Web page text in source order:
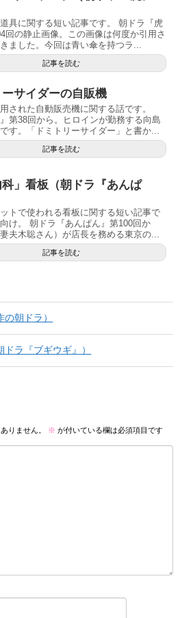
具に関する短い記事です。 朝ドラ『虎
回の静止画像。この画像は何度か引用さ
ました。今回は青い傘を持つラ...
記事を読む
ーサイダーの自販機
された自動販売機に関する話です。
』第38回から。ヒロインが勤務する向島
す。「ドミトリーサイダー」と書か...
記事を読む
科」看板（朝ドラ『あんぱ
トで使われる看板に関する短い記事で
け。 朝ドラ『あんぱん』第100回か
夫木聡さん）が店長を務める東京の...
記事を読む
朝ドラ）
ドラ『ブギウギ』）
りません。 ※ が付いている欄は必須項目です